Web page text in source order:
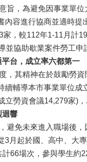
，為避免因事業單
內容進行協商並適時
，較112年1-11月計
協助歇業案件勞工申
台，成立率六都第一
其精神在於鼓勵勞
續輔導本市事業單位
勞資會議14,279家)，
迴響
免未來進入職場後
月起於國、高中、大
66場次，參與學生